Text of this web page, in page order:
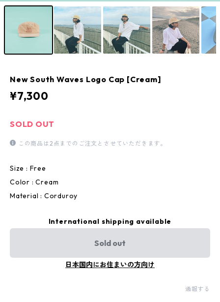
New South Waves Logo Cap [Cream]
¥7,300
SOLD OUT
この商品は2点までのご注文とさせていただきます。
Size : Free
Color : Cream
Material : Corduroy
International shipping available
Sold out
日本国内にお住まいの方向け
通報する